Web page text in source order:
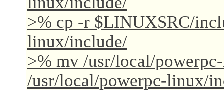
>% cp -r $LINUXSRC/
linux/include/
>% mv /usr/local/
/usr/local/powerpc-linux/